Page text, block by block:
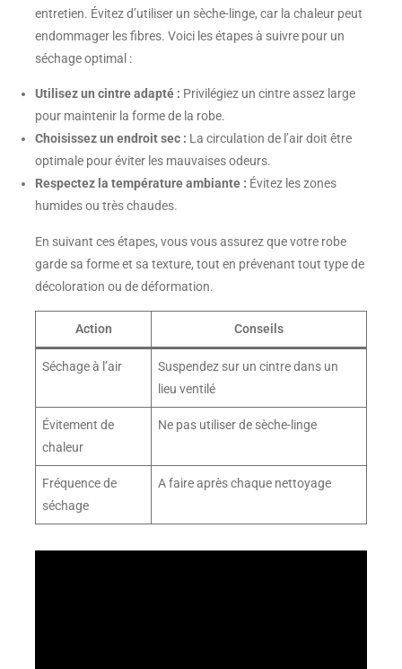
entretien. Évitez d’utiliser un sèche-linge, car la chaleur peut
endommager les fibres. Voici les étapes à suivre pour un
séchage optimal :
Utilisez un cintre adapté : Privilégiez un cintre assez large
pour maintenir la forme de la robe.
Choisissez un endroit sec : La circulation de l’air doit être
optimale pour éviter les mauvaises odeurs.
Respectez la température ambiante : Évitez les zones
humides ou très chaudes.
En suivant ces étapes, vous vous assurez que votre robe
garde sa forme et sa texture, tout en prévenant tout type de
décoloration ou de déformation.
Action Conseils
Séchage à l’air
Suspendez sur un cintre dans un
lieu ventilé
Évitement de
chaleur
Ne pas utiliser de sèche-linge
Fréquence de
séchage
A faire après chaque nettoyage